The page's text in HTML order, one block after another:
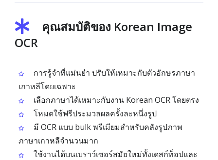
คุณสมบัติของ Korean Image
OCR
การรู้จำที่แม่นยำ ปรับให้เหมาะกับตัวอักษรภาษา
เกาหลีโดยเฉพาะ
เลือกภาษาได้เหมาะกับงาน Korean OCR โดยตรง
โหมดใช้ฟรีประมวลผลครั้งละหนึ่งรูป
มี OCR แบบ bulk พรีเมียมสำหรับคลังรูปภาพ
ภาษาเกาหลีจำนวนมาก
ใช้งานได้บนเบราว์เซอร์สมัยใหม่ทั้งเดสก์ท็อปและ